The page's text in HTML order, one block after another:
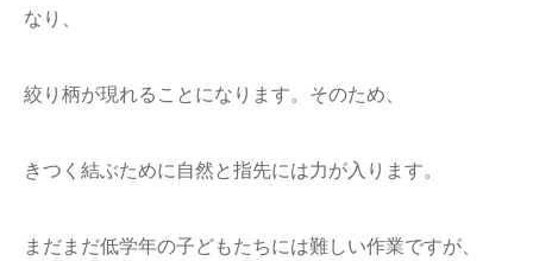
なり、
絞り柄が現れることになります。そのため、
きつく結ぶために自然と指先には力が入ります。
まだまだ低学年の子どもたちには難しい作業ですが、